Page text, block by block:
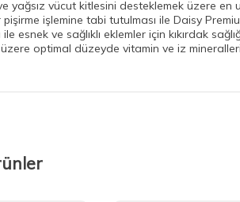
yağsız vücut kitlesini desteklemek üzere en
işlemine tabi tutulması ile Daisy
ile esnek ve sağlıklı eklemler için kıkırdak
optimal düzeyde vitamin ve iz